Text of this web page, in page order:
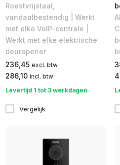
Roestvrijstaal,
vandaalbestendig | Werkt
met elke VoIP-centrale |
Werkt met elke elektrische
deuropener
236,45 excl. btw
286,10 incl. btw
Levertijd 1 tot 3 werkdagen
Vergelijk